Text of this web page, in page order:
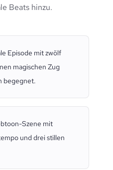
Beats hinzu.
Episode mit zwölf
magischen Zug
begegnet.
Szene mit
und drei stillen